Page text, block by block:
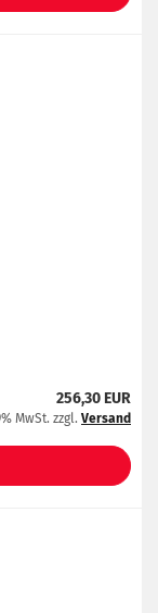
256,30 EUR
MwSt. zzgl. Versand